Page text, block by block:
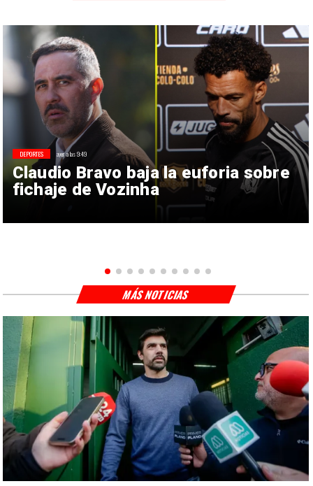
Claudio Bravo baja la euforia sobre
fichaje de Vozinha
DEPORTES ayer a las 9:49
MÁS NOTICIAS